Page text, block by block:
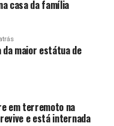
casa da família
da maior estátua de
em terremoto na
e está internada